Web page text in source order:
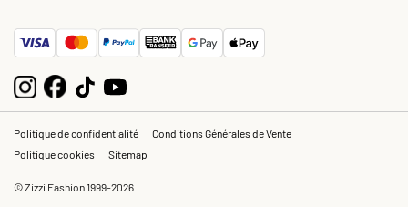
Politique de confidentialité
Conditions Générales de Vente
Politique cookies
Sitemap
© Zizzi Fashion 1999-2026